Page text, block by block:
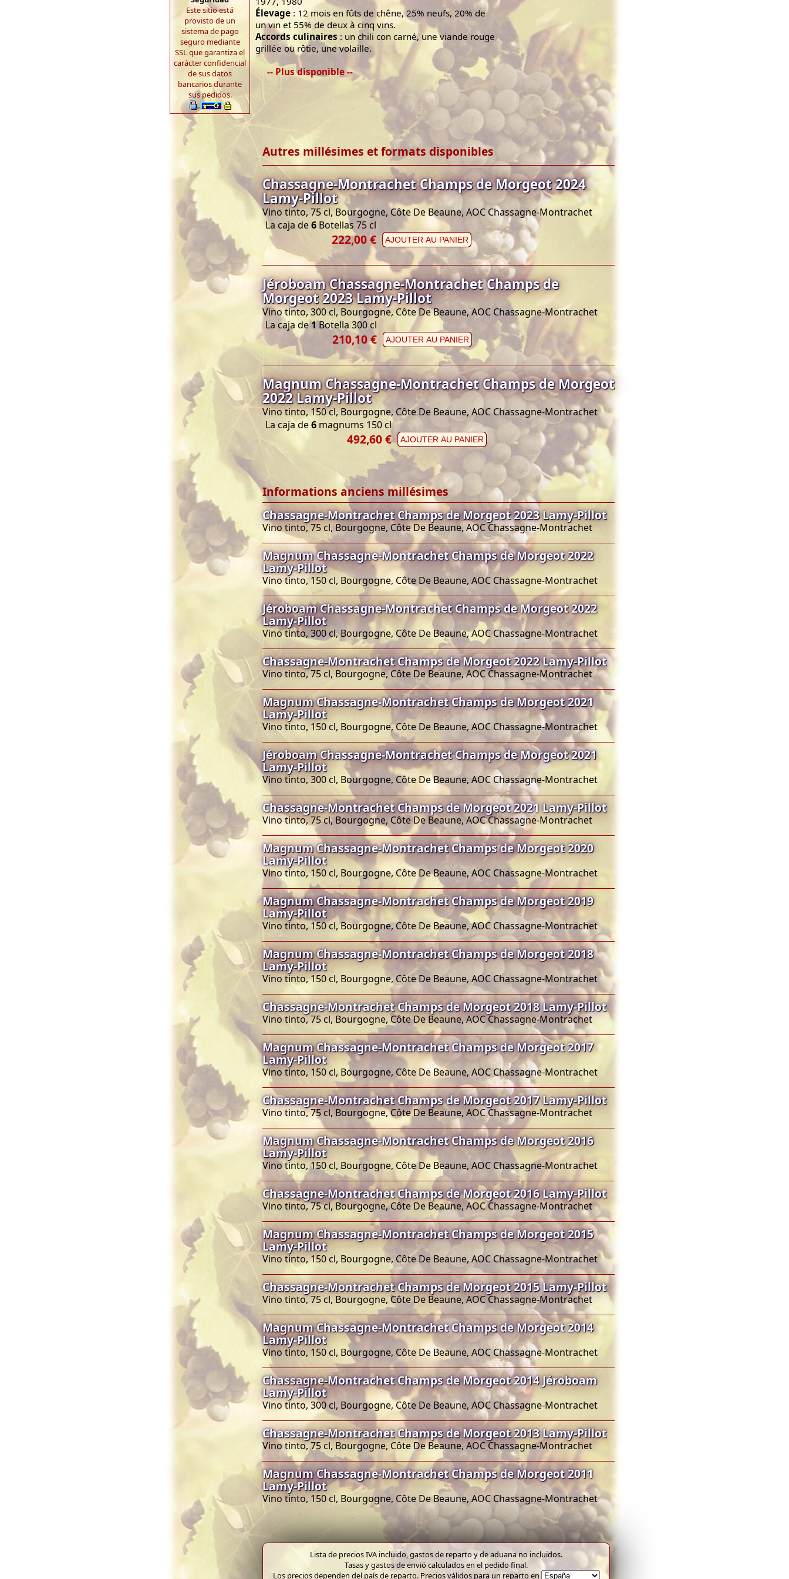
Este sitio está
provisto de un
sistema de pago
seguro mediante
SSL que garantiza el
carácter confidencial
de sus datos
bancarios durante
sus pedidos.
Élevage : 12 mois en fûts de chêne, 25% neufs, 20% de
un vin et 55% de deux à cinq vins.
Accords culinaires : un chili con carné, une viande rouge
grillée ou rôtie, une volaille.
-- Plus disponible --
Autres millésimes et formats disponibles
Chassagne-Montrachet Champs de Morgeot 2024
Lamy-Pillot
Vino tinto, 75 cl, Bourgogne, Côte De Beaune, AOC Chassagne-Montrachet
La caja de6 Botellas 75 cl
222,00 € AJOUTER AU PANIER
Jéroboam Chassagne-Montrachet Champs de
Morgeot 2023 Lamy-Pillot
Vino tinto, 300 cl, Bourgogne, Côte De Beaune, AOC Chassagne-Montrachet
La caja de1Botella 300 cl
210,10 € AJOUTER AU PANIER
Magnum Chassagne-Montrachet Champs de Morgeot
2022 Lamy-Pillot
Vino tinto, 150 cl, Bourgogne, Côte De Beaune, AOC Chassagne-Montrachet
La caja de6 magnums 150 cl
492,60 € AJOUTER AU PANIER
Informations anciens millésimes
Chassagne-Montrachet Champs de Morgeot 2023 Lamy-Pillot
Vino tinto, 75 cl, Bourgogne, Côte De Beaune, AOC Chassagne-Montrachet
Magnum Chassagne-Montrachet Champs de Morgeot 2022
Lamy-Pillot
Vino tinto, 150 cl, Bourgogne, Côte De Beaune, AOC Chassagne-Montrachet
Jéroboam Chassagne-Montrachet Champs de Morgeot 2022
Lamy-Pillot
Vino tinto, 300 cl, Bourgogne, Côte De Beaune, AOC Chassagne-Montrachet
Chassagne-Montrachet Champs de Morgeot 2022 Lamy-Pillot
Vino tinto, 75 cl, Bourgogne, Côte De Beaune, AOC Chassagne-Montrachet
Magnum Chassagne-Montrachet Champs de Morgeot 2021
Lamy-Pillot
Vino tinto, 150 cl, Bourgogne, Côte De Beaune, AOC Chassagne-Montrachet
Jéroboam Chassagne-Montrachet Champs de Morgeot 2021
Lamy-Pillot
Vino tinto, 300 cl, Bourgogne, Côte De Beaune, AOC Chassagne-Montrachet
Chassagne-Montrachet Champs de Morgeot 2021 Lamy-Pillot
Vino tinto, 75 cl, Bourgogne, Côte De Beaune, AOC Chassagne-Montrachet
Magnum Chassagne-Montrachet Champs de Morgeot 2020
Lamy-Pillot
Vino tinto, 150 cl, Bourgogne, Côte De Beaune, AOC Chassagne-Montrachet
Magnum Chassagne-Montrachet Champs de Morgeot 2019
Lamy-Pillot
Vino tinto, 150 cl, Bourgogne, Côte De Beaune, AOC Chassagne-Montrachet
Magnum Chassagne-Montrachet Champs de Morgeot 2018
Lamy-Pillot
Vino tinto, 150 cl, Bourgogne, Côte De Beaune, AOC Chassagne-Montrachet
Chassagne-Montrachet Champs de Morgeot 2018 Lamy-Pillot
Vino tinto, 75 cl, Bourgogne, Côte De Beaune, AOC Chassagne-Montrachet
Magnum Chassagne-Montrachet Champs de Morgeot 2017
Lamy-Pillot
Vino tinto, 150 cl, Bourgogne, Côte De Beaune, AOC Chassagne-Montrachet
Chassagne-Montrachet Champs de Morgeot 2017 Lamy-Pillot
Vino tinto, 75 cl, Bourgogne, Côte De Beaune, AOC Chassagne-Montrachet
Magnum Chassagne-Montrachet Champs de Morgeot 2016
Lamy-Pillot
Vino tinto, 150 cl, Bourgogne, Côte De Beaune, AOC Chassagne-Montrachet
Chassagne-Montrachet Champs de Morgeot 2016 Lamy-Pillot
Vino tinto, 75 cl, Bourgogne, Côte De Beaune, AOC Chassagne-Montrachet
Magnum Chassagne-Montrachet Champs de Morgeot 2015
Lamy-Pillot
Vino tinto, 150 cl, Bourgogne, Côte De Beaune, AOC Chassagne-Montrachet
Chassagne-Montrachet Champs de Morgeot 2015 Lamy-Pillot
Vino tinto, 75 cl, Bourgogne, Côte De Beaune, AOC Chassagne-Montrachet
Magnum Chassagne-Montrachet Champs de Morgeot 2014
Lamy-Pillot
Vino tinto, 150 cl, Bourgogne, Côte De Beaune, AOC Chassagne-Montrachet
Chassagne-Montrachet Champs de Morgeot 2014 Jéroboam
Lamy-Pillot
Vino tinto, 300 cl, Bourgogne, Côte De Beaune, AOC Chassagne-Montrachet
Chassagne-Montrachet Champs de Morgeot 2013 Lamy-Pillot
Vino tinto, 75 cl, Bourgogne, Côte De Beaune, AOC Chassagne-Montrachet
Magnum Chassagne-Montrachet Champs de Morgeot 2011
Lamy-Pillot
Vino tinto, 150 cl, Bourgogne, Côte De Beaune, AOC Chassagne-Montrachet
Lista de precios IVA incluido, gastos de reparto y de aduana no incluidos.
Tasas y gastos de envió calculados en el pedido final.
Los precios dependen del país de reparto. Precios válidos para un reparto en